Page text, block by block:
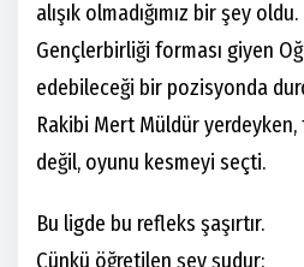
alışık olmadığımız bir şey oldu.
Gençlerbirliği forması giyen
edebileceği bir pozisyonda
Rakibi Mert Müldür yerdeyken,
değil, oyunu kesmeyi seçti.
Bu ligde bu refleks şaşırtır.
Çünkü öğretilen şey şudur: